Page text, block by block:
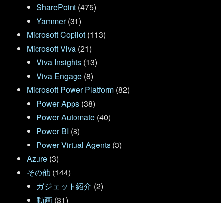
SharePoint (475)
Yammer(31)
Microsoft Copilot (113)
Microsoft Viva (21)
Viva Insights (13)
Viva Engage (8)
Microsoft Power Platform (82)
Power Apps (38)
Power Automate (40)
Power BI (8)
Power Virtual Agents (3)
Azure (3)
その他 (144)
ガジェット紹介 (2)
動画 (31)